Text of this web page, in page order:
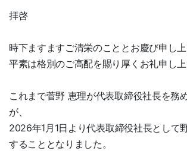
拝啓
時下ますますご清栄のこととお慶び申し上
平素は格別のご高配を賜り厚くお礼申し上
これまで菅野 恵理が代表取締役社長を務
が、
2026年1月1日より代表取締役社長とし
することとなりました。